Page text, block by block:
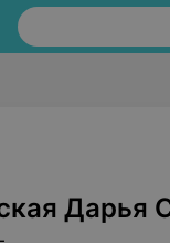
Дарья